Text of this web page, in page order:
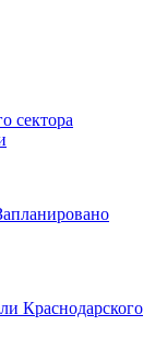
сектора
Краснодарского